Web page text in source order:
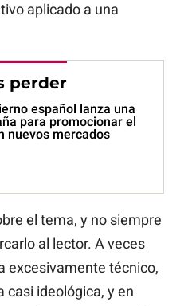
aplicado a una
perder
español lanza una
para promocionar el
nuevos mercados
el tema, y no siempre
al lector. A veces
excesivamente técnico,
casi ideológica, y en